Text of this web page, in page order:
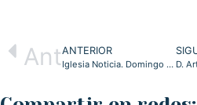
AntANTERIOR
Iglesia Noticia. Domingo del Corpus, Semana de la Caridad 2024. 2-6-2024